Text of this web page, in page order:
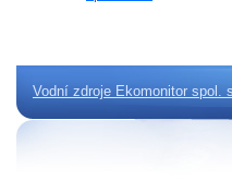
Vodní zdroje Ekomonitor spol.